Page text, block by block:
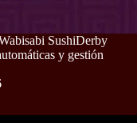
SushiDerby
y gestión